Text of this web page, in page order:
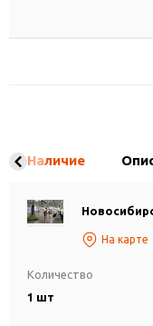
Наличие
На карте
Количество
1 шт